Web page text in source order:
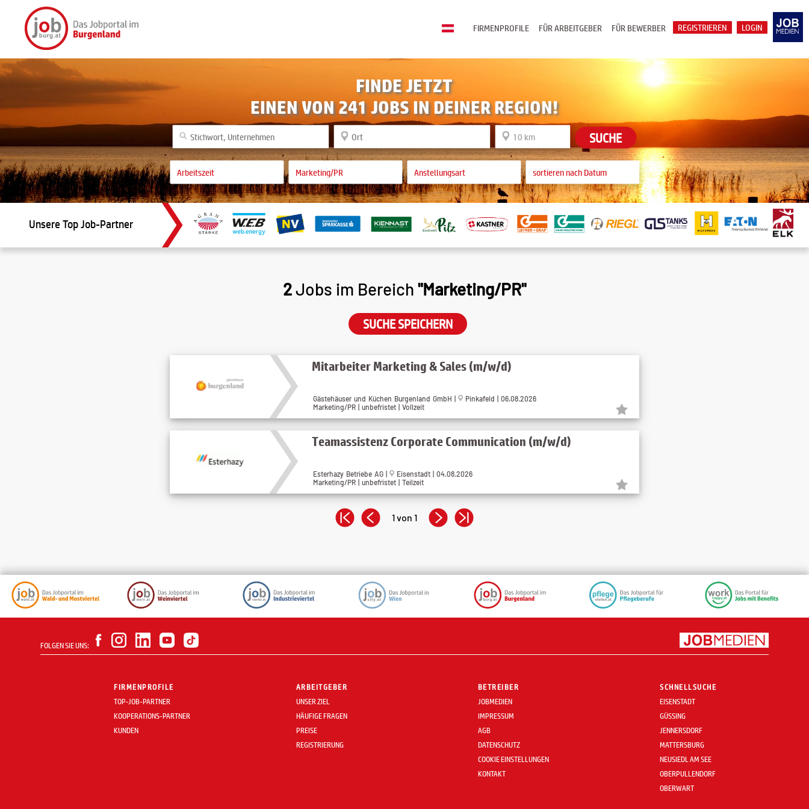
LOGIN
REGISTRIEREN
FÜR BEWERBER
FÜR ARBEITGEBER
FIRMENPROFILE
FINDE JETZT
EINEN VON 241 JOBS IN DEINER REGION!
SUCHE
Unsere Top Job-Partner
2Jobs im Bereich "Marketing/PR"
SUCHE SPEICHERN
Mitarbeiter Marketing & Sales (m/w/d)
Gästehäuser und Küchen Burgenland GmbH |
Pinkafeld | 06.08.2026
Marketing/PR | unbefristet | Vollzeit
Teamassistenz Corporate Communication (m/w/d)
Esterhazy Betriebe AG |
Eisenstadt | 04.08.2026
Marketing/PR | unbefristet | Teilzeit
1 von 1
FOLGEN SIE UNS:
FIRMENPROFILE
TOP-JOB-PARTNER
KOOPERATIONS-PARTNER
KUNDEN
ARBEITGEBER
UNSER ZIEL
HÄUFIGE FRAGEN
PREISE
REGISTRIERUNG
BETREIBER
JOBMEDIEN
IMPRESSUM
AGB
DATENSCHUTZ
COOKIE EINSTELLUNGEN
KONTAKT
SCHNELLSUCHE
EISENSTADT
GÜSSING
JENNERSDORF
MATTERSBURG
NEUSIEDL AM SEE
OBERPULLENDORF
OBERWART